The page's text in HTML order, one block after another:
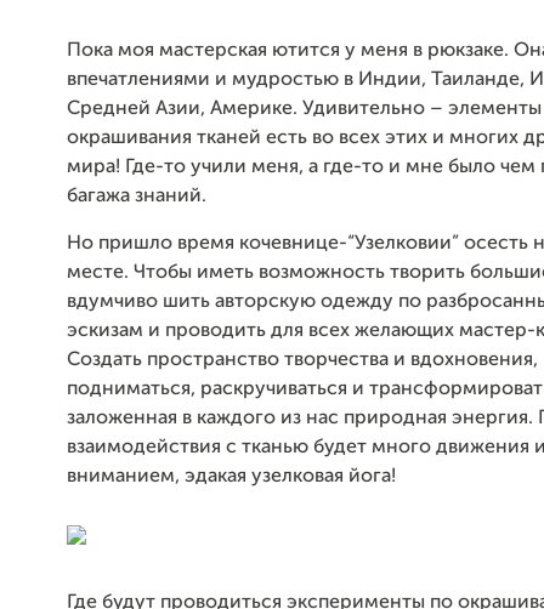
Пока моя мастерская ютится у меня в рюкзаке.
впечатлениями и мудростью в Индии, Таиланде,
Средней Азии, Америке. Удивительно – элементы
окрашивания тканей есть во всех этих и многих
мира! Где-то учили меня, а где-то и мне было чем
багажа знаний.
Но пришло время кочевнице-“Узелковии” осесть
месте. Чтобы иметь возможность творить
вдумчиво шить авторскую одежду по
эскизам и проводить для всех желающих мастер-
Создать пространство творчества и вдохновения,
подниматься, раскручиваться и
заложенная в каждого из нас природная энергия.
взаимодействия с тканью будет много движения
вниманием, эдакая узелковая йога!
Где будут проводиться эксперименты по